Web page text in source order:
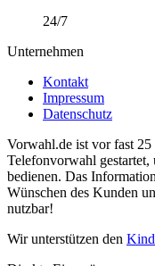
24/7
Unternehmen
Kontakt
Impressum
Datenschutz
Vorwahl.de ist vor fast 25
Telefonvorwahl
bedienen. Das
Wünschen des Kunden
nutzbar!
Wir unterstützen den